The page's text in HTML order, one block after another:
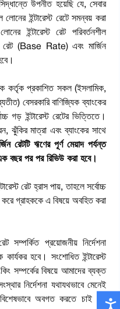
উপনীত হয়েছি যে, সেবার
ইন্টারেস্ট রেটে সমন্বয় করা
ইন্টারেস্ট রেট পরিবর্তনশীল
(Base Rate) এবং মার্জিন
কর্তৃক প্রকাশিত সকল (ইসলামিক,
বেসরকারি বাণিজ্যিক ব্যাংকের
গড় ইন্টারেস্ট রেটের ভিত্তিতে।
ঝুঁকির মাত্রা এবং ব্যাংকের সাথে
রেটটি ঋণের পূর্ণ মেয়াদ পর্যন্ত
বছর পর পর রিভিউ করা হবে।
রেট হ্রাস পায়, তাহলে সর্বোচ্চ
গ্রাহককে এ বিষয়ে অবহিত করা
সম্পর্কিত প্রয়োজনীয় নির্দেশনা
হবে। সংশোধিত ইন্টারেস্ট
সম্পর্কের বিষয়ে আমাদের ব্যক্ত
নির্দেশনা যথাযথভাবে মেনেই
অবগত করতে চাই যে,